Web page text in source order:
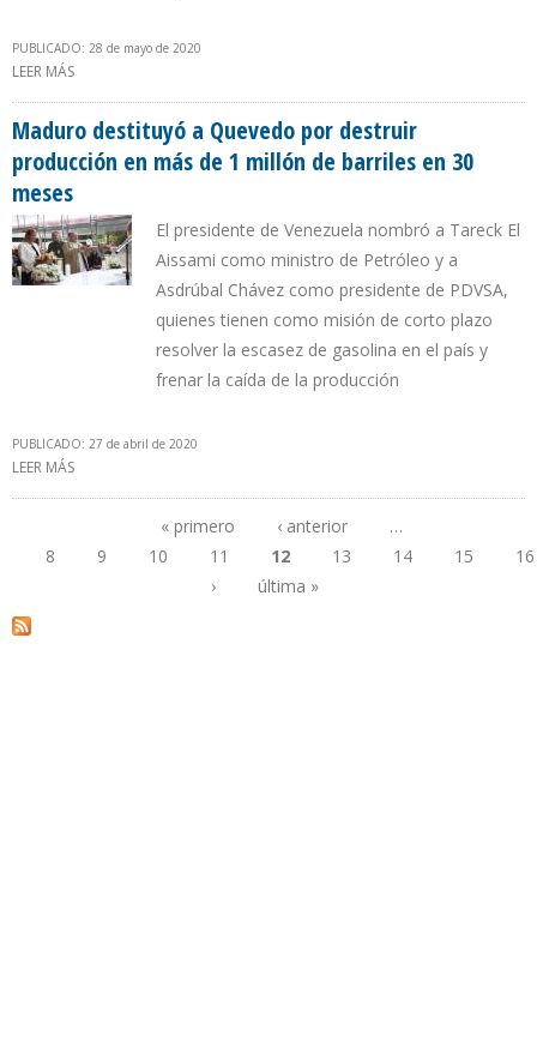
PUBLICADO: 28 de mayo de 2020
LEER MÁS
SORTEOS
Maduro destituyó a Quevedo por destruir
producción en más de 1 millón de barriles en 30
meses
El presidente de Venezuela nombró a Tareck El
Aissami como ministro de Petróleo y a
Asdrúbal Chávez como presidente de PDVSA,
quienes tienen como misión de corto plazo
resolver la escasez de gasolina en el país y
frenar la caída de la producción
PUBLICADO: 27 de abril de 2020
LEER MÁS
Páginas
« primero ‹ anterior
…
8
9 10 11 12 13 14 15
16
›
última »